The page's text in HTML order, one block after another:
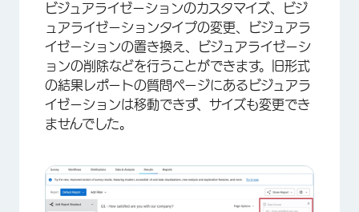
×
ビジュアライゼーションのカスタマイズ、ビジ
ュアライゼーションタイプの変更、ビジュアラ
イゼーションの置き換え、ビジュアライゼーシ
ョンの削除などを行うことができます。旧形式
の結果レポートの質問ページにあるビジュアラ
イゼーションは移動できず、サイズも変更でき
ませんでした。